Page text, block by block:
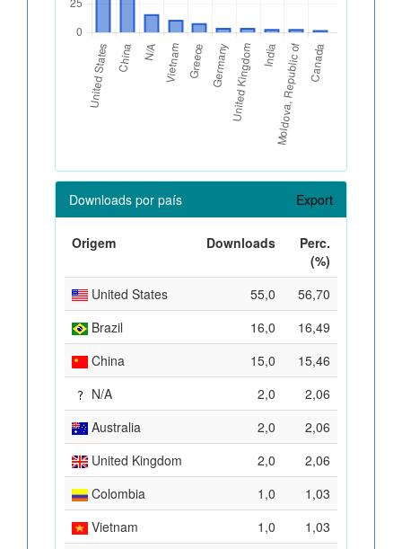
Downloads por país Export
Origem Downloads
Perc.
(%)
United States
55,0
56,70
Brazil
16,0
16,49
China
15,0
15,46
N/A
2,0
2,06
Australia
2,0
2,06
United Kingdom
2,0
2,06
Colombia
1,0
1,03
Vietnam
1,0
1,03